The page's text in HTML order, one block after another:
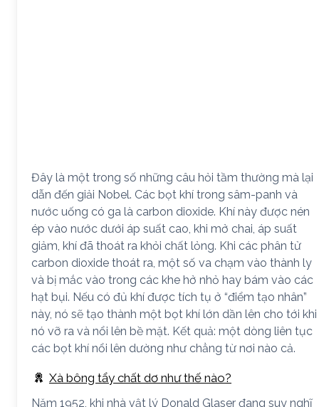
Đây là một trong số những câu hỏi tầm thường mà lại
dẫn đến giải Nobel. Các bọt khí trong sâm-panh và
nước uống có ga là carbon dioxide. Khí này được nén
ép vào nước dưới áp suất cao, khi mở chai, áp suất
giảm, khí đã thoát ra khỏi chất lỏng. Khi các phân tử
carbon dioxide thoát ra, một số va chạm vào thành ly
và bị mắc vào trong các khe hở nhỏ hay bám vào các
hạt bụi. Nếu có đủ khí được tích tụ ở “điểm tạo nhân”
này, nó sẽ tạo thành một bọt khí lớn dần lên cho tới khi
nó vỡ ra và nổi lên bề mặt. Kết quả: một dòng liên tục
các bọt khí nổi lên dường như chẳng từ nơi nào cả.
Xà bông tẩy chất dơ như thế nào?
Năm 1952, khi nhà vật lý Donald Glaser đang suy nghĩ